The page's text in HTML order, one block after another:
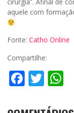
cirurgia”. Afinal de
aquele com
Fonte: Catho Online
Compartilhe: